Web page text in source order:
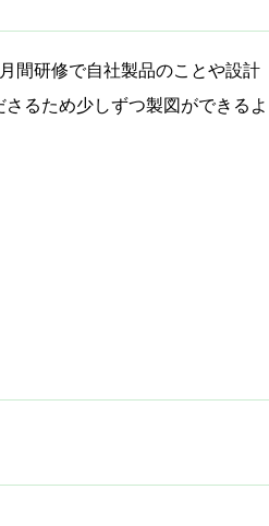
間研修で自社製品のことや設計
るため少しずつ製図ができるよ